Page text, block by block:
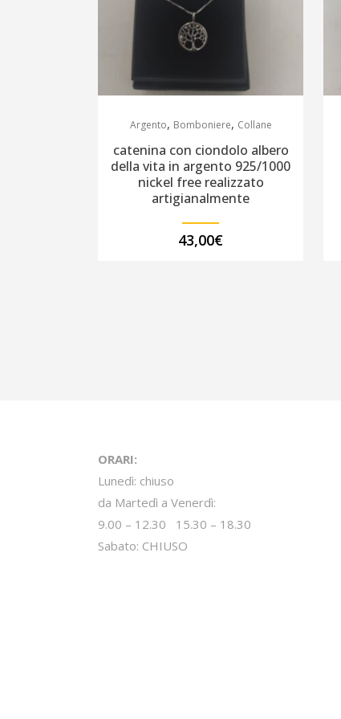
Argento, Bomboniere, Collane
catenina con ciondolo albero
della vita in argento 925/1000
nickel free realizzato
artigianalmente
43,00€
ORARI:
Lunedì: chiuso
da Martedì a Venerdì:
9.00 – 12.30 15.30 – 18.30
Sabato: CHIUSO